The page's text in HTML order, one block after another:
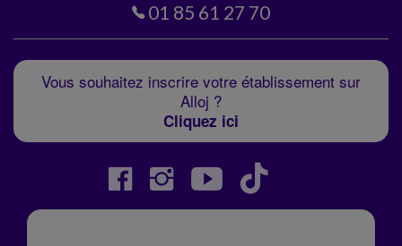
01 85 61 27 70
Vous souhaitez inscrire votre établissement sur
Alloj ?
Cliquez ici